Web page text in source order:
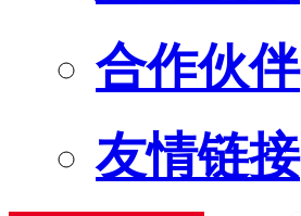
合作伙伴
友情链接